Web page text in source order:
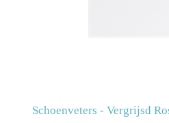
Schoenveters - Vergrijsd